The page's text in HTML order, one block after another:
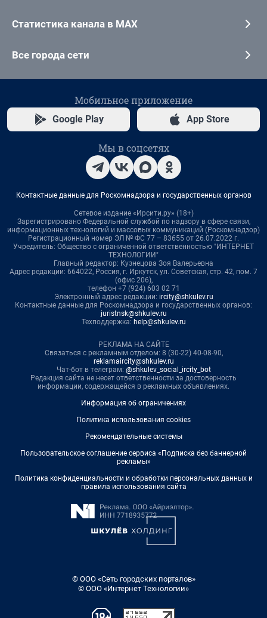
Статистика канала в MAX
Все города сети
Мобильное приложение
Google Play App Store
Мы в соцсетях
Контактные данные для Роскомнадзора и государственных органов
Сетевое издание «Ирсити.ру» (18+)
Зарегистрировано Федеральной службой по надзору в сфере связи,
информационных технологий и массовых коммуникаций (Роскомнадзор)
Регистрационный номер ЭЛ № ФС 77 – 83655 от 26.07.2022 г.
Учредитель: Общество с ограниченной ответственностью "ИНТЕРНЕТ
ТЕХНОЛОГИИ"
Главный редактор: Кузнецова Зоя Валерьевна
Адрес редакции: 664022, Россия, г. Иркутск, ул. Советская, стр. 42, пом. 7
(офис 206),
телефон +7 (924) 603 02 71
Электронный адрес редакции: ircity@shkulev.ru
Контактные данные для Роскомнадзора и государственных органов:
juristnsk@shkulev.ru
Техподдержка: help@shkulev.ru
РЕКЛАМА НА САЙТЕ
Связаться с рекламным отделом: 8 (30-22) 40-08-90,
reklamaircity@shkulev.ru
Чат-бот в телеграм: @shkulev_social_ircity_bot
Редакция сайта не несет ответственности за достоверность
информации, содержащейся в рекламных объявлениях.
Информация об ограничениях
Политика использования cookies
Рекомендательные системы
Пользовательское соглашение сервиса «Подписка без баннерной
рекламы»
Политика конфиденциальности и обработки персональных данных и
правила использования сайта
© ООО «Сеть городских порталов»
© ООО «Интернет Технологии»